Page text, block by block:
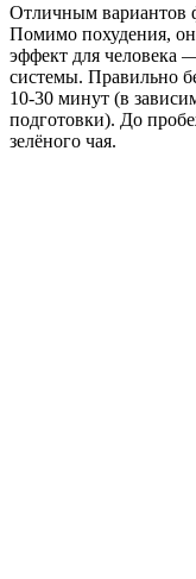
Отличным вариантов
Помимо похудения,
эффект для человека
системы. Правильно
10-30 минут (в
подготовки). До
зелёного чая.